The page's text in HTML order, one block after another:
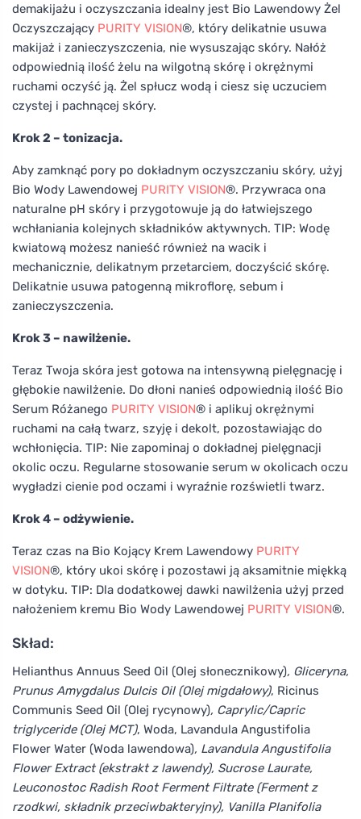
demakijażu i oczyszczania idealny jest Bio Lawendowy Żel
Oczyszczający PURITY VISION®, który delikatnie usuwa
makijaż i zanieczyszczenia, nie wysuszając skóry. Nałóż
odpowiednią ilość żelu na wilgotną skórę i okrężnymi
ruchami oczyść ją. Żel spłucz wodą i ciesz się uczuciem
czystej i pachnącej skóry.
Krok 2 – tonizacja.
Aby zamknąć pory po dokładnym oczyszczaniu skóry, użyj
Bio Wody Lawendowej PURITY VISION®. Przywraca ona
naturalne pH skóry i przygotowuje ją do łatwiejszego
wchłaniania kolejnych składników aktywnych. TIP: Wodę
kwiatową możesz nanieść również na wacik i
mechanicznie, delikatnym przetarciem, doczyścić skórę.
Delikatnie usuwa patogenną mikroflorę, sebum i
zanieczyszczenia.
Krok 3 – nawilżenie.
Teraz Twoja skóra jest gotowa na intensywną pielęgnację i
głębokie nawilżenie. Do dłoni nanieś odpowiednią ilość Bio
Serum Różanego PURITY VISION® i aplikuj okrężnymi
ruchami na całą twarz, szyję i dekolt, pozostawiając do
wchłonięcia. TIP: Nie zapominaj o dokładnej pielęgnacji
okolic oczu. Regularne stosowanie serum w okolicach oczu
wygładzi cienie pod oczami i wyraźnie rozświetli twarz.
Krok 4 – odżywienie.
Teraz czas na Bio Kojący Krem Lawendowy PURITY
VISION®, który ukoi skórę i pozostawi ją aksamitnie miękką
w dotyku. TIP: Dla dodatkowej dawki nawilżenia użyj przed
nałożeniem kremu Bio Wody Lawendowej PURITY VISION®.
Skład:
Helianthus Annuus Seed Oil (Olej słonecznikowy), Gliceryna,
Prunus Amygdalus Dulcis Oil (Olej migdałowy), Ricinus
Communis Seed Oil (Olej rycynowy), Caprylic/Capric
triglyceride (Olej MCT), Woda, Lavandula Angustifolia
Flower Water (Woda lawendowa), Lavandula Angustifolia
Flower Extract (ekstrakt z lawendy), Sucrose Laurate,
Leuconostoc Radish Root Ferment Filtrate (Ferment z
rzodkwi, składnik przeciwbakteryjny), Vanilla Planifolia